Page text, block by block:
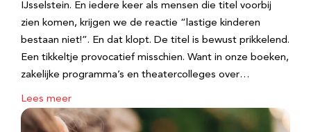
IJsselstein. En iedere keer als mensen die titel voorbij
zien komen, krijgen we de reactie “lastige kinderen
bestaan niet!”. En dat klopt. De titel is bewust prikkelend.
Een tikkeltje provocatief misschien. Want in onze boeken,
zakelijke programma’s en theatercolleges over…
Lees meer